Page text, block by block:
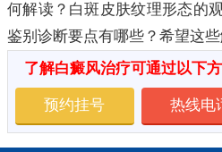
何解读？白斑皮肤纹理形态的
鉴别诊断要点有哪些？希望这些
了解白癜风治疗可通过以下方
预约挂号 热线电